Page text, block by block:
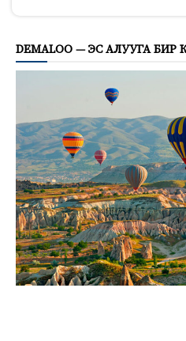
DEMALOO — ЭС АЛУУГА БИР